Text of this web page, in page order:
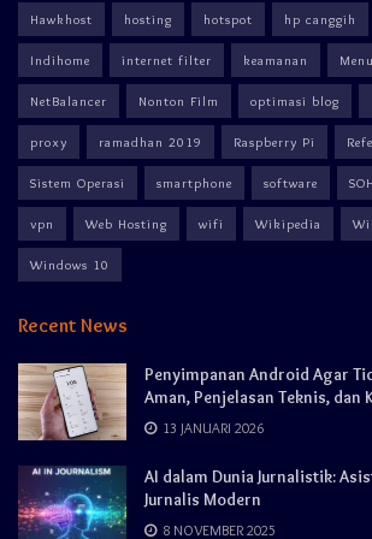
Hawkhost hosting hotspot hp canggih
Indihome internet filter keamanan
NetBalancer Nonton Film optimasi blog
proxy ramadhan 2019 Raspberry Pi
Sistem Operasi smartphone software
vpn Web Hosting wifi Wikipedia
Windows 10
Recent News
Penyimpanan Android Agar
Aman, Penjelasan Teknis, dan
13 JANUARI 2026
AI dalam Dunia Jurnalistik:
Jurnalis Modern
8 NOVEMBER 2025